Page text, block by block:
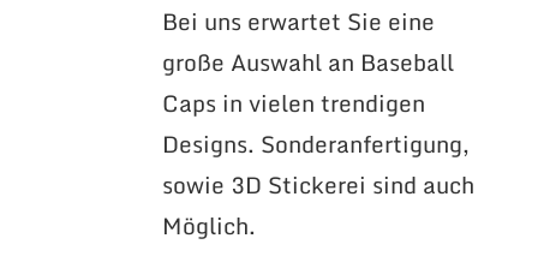
Bei uns erwartet Sie eine
große Auswahl an Baseball
Caps in vielen trendigen
Designs. Sonderanfertigung,
sowie 3D Stickerei sind auch
Möglich.